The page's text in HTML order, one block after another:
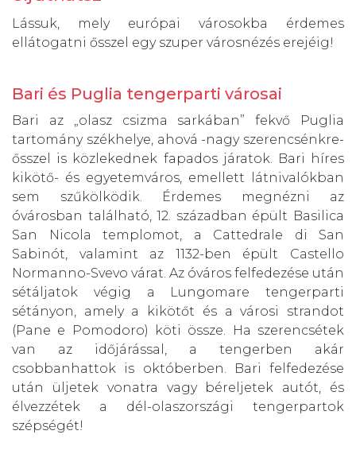
Lássuk, mely európai városokba érdemes
ellátogatni ősszel egy szuper városnézés erejéig!
Bari és Puglia tengerparti városai
Bari az „olasz csizma sarkában” fekvő Puglia
tartomány székhelye, ahová -nagy szerencsénkre-
ősszel is közlekednek fapados járatok. Bari híres
kikötő- és egyetemváros, emellett látnivalókban
sem szűkölködik. Érdemes megnézni az
óvárosban található, 12. században épült Basilica
San Nicola templomot, a Cattedrale di San
Sabinót, valamint az 1132-ben épült Castello
Normanno-Svevo várat. Az óváros felfedezése után
sétáljatok végig a Lungomare tengerparti
sétányon, amely a kikötőt és a városi strandot
(Pane e Pomodoro) köti össze. Ha szerencsétek
van az időjárással, a tengerben akár
csobbanhattok is októberben. Bari felfedezése
után üljetek vonatra vagy béreljetek autót, és
élvezzétek a dél-olaszországi tengerpartok
szépségét!